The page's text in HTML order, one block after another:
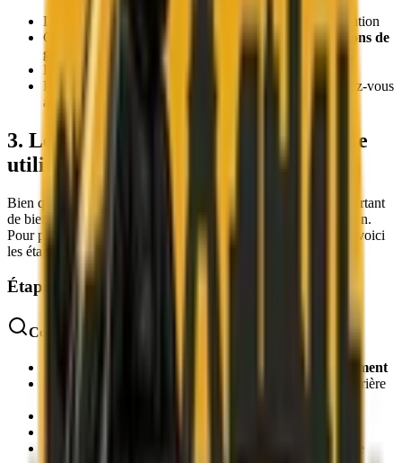
Le montant de l'assurance est inclus dans le prix de location
Cette assurance basique peut se compléter par des options de
garantie
Le prix de celles-ci s'ajoute alors au prix du service
Pour connaître les détails de prises en charge, renseignez-vous
auprès du loueur
3. Les étapes d'une location de véhicule
utilitaire
Bien qu'il soit simple et rapide de louer un utilitaire, il est important
de bien s'organiser. Cela permet le respect des règles de location.
Pour préparer efficacement la location d'un véhicule utilitaire, voici
les étapes du processus.
Étape 1 : Recherche et réservation
Conseils pour bien choisir
calculez le volume du chargement
(portillon arrière
Réservez à l'avance, surtout en période de forte demande